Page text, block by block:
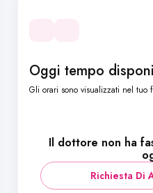
Oggi tempo
Gli orari sono visualizzati nel tuo
Il dottore non ha
Richiesta Di